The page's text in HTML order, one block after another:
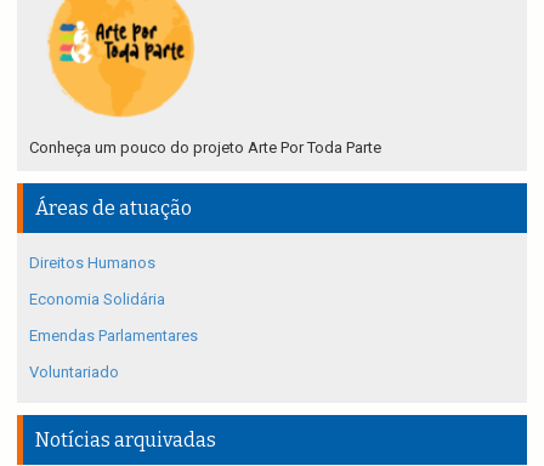
Conheça um pouco do projeto Arte Por Toda Parte
Áreas de atuação
Direitos Humanos
Economia Solidária
Emendas Parlamentares
Voluntariado
Notícias arquivadas